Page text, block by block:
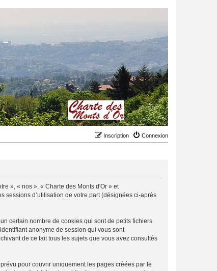
Connexion
Inscription
», « nos », « Charte des Monts d'Or » et
sessions d’utilisation de votre part (désignées ci-après
certain nombre de cookies qui sont de petits fichiers
anonyme de session qui vous sont
de ce fait tous les sujets que vous avez consultés
pour couvrir uniquement les pages créées par le